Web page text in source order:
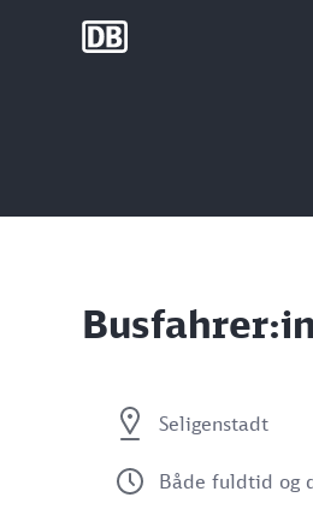
DB Group
Busfahrer:in
Seligenstadt
Både fuldtid og